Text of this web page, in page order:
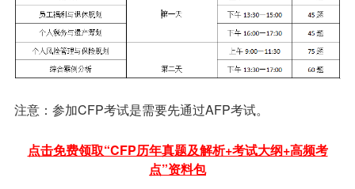
注意：参加CFP考试是需要先通过AFP考试。
点击免费领取“CFP历年真题及解析+考试大纲+高频考
点”资料包